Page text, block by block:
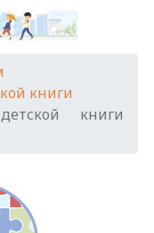
книги
книги